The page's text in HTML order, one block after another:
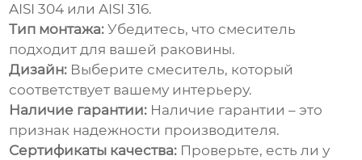
AISI 304 или AISI 316.
Тип монтажа: Убедитесь, что смеситель
подходит для вашей раковины.
Дизайн: Выберите смеситель, который
соответствует вашему интерьеру.
Наличие гарантии: Наличие гарантии – это
признак надежности производителя.
Сертификаты качества: Проверьте, есть ли у